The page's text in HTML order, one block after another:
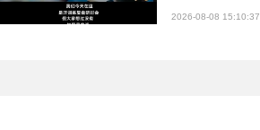
2026-08-08 15:10:37